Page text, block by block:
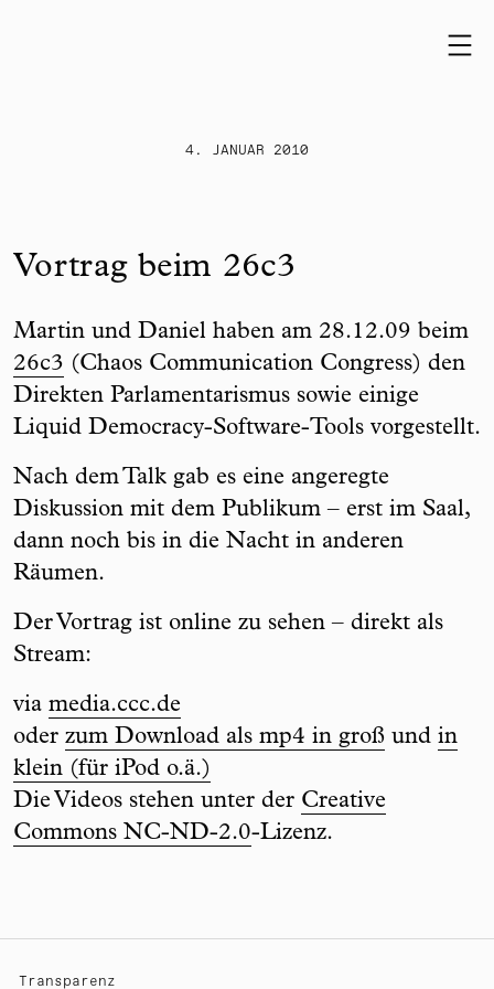
4. JANUAR 2010
Vortrag beim 26c3
Martin und Daniel haben am 28.12.09 beim
26c3 (Chaos Communication Congress) den
Direkten Parlamentarismus sowie einige
Liquid Democracy-Software-Tools vorgestellt.
Nach dem Talk gab es eine angeregte
Diskussion mit dem Publikum – erst im Saal,
dann noch bis in die Nacht in anderen
Räumen.
Der Vortrag ist online zu sehen – direkt als
Stream:
via media.ccc.de
oder zum Download als mp4 in groß und in
klein (für iPod o.ä.)
Die Videos stehen unter der Creative
Commons NC-ND-2.0-Lizenz.
Transparenz